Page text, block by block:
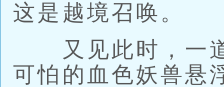
这是越境召唤。
又见此时，一道
可怕的血色妖兽悬